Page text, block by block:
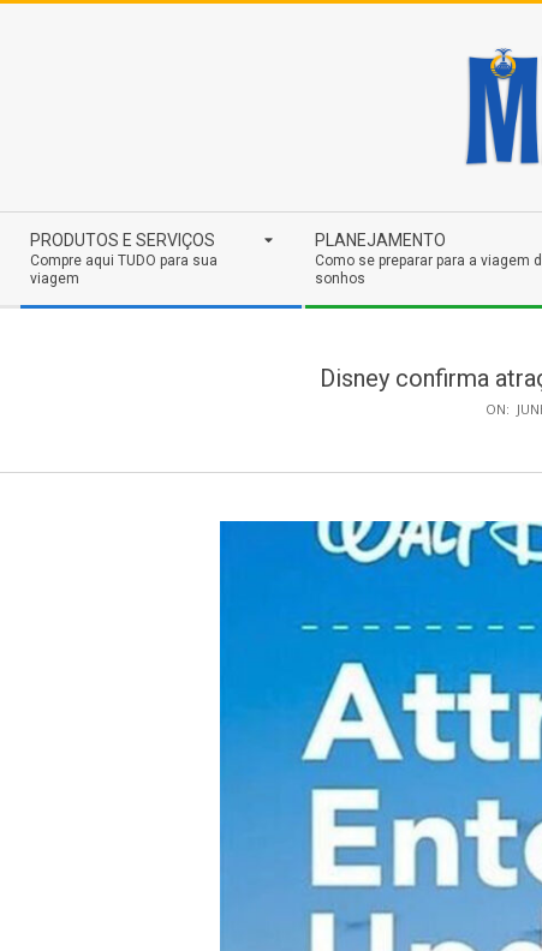
Navigation
Menu
PRODUTOS E SERVIÇOS
Compre aqui TUDO para sua
viagem
PLANEJAMENTO
Como se preparar para a viagem
sonhos
Disney confirma
ON: